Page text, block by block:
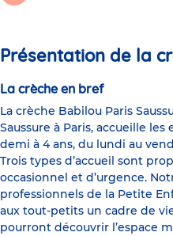
Présentation de la
La crèche en bref
La crèche Babilou Paris
Saussure à Paris, accueille
demi à 4 ans, du lundi au
Trois types d’accueil sont
occasionnel et d’urgence.
professionnels de la Petite
aux tout-petits un cadre de
pourront découvrir l’espace